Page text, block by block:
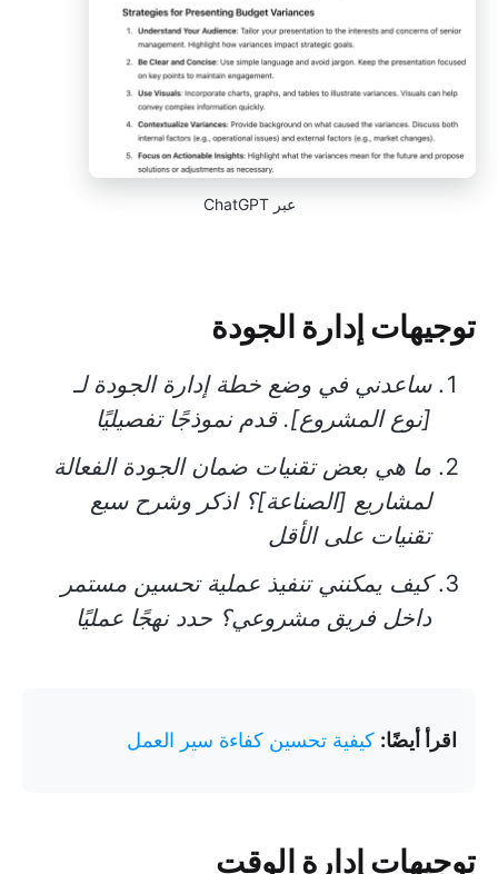
عبر ChatGPT
توجيهات إدارة الجودة
ساعدني في وضع خطة إدارة الجودة لـ
[نوع المشروع]. قدم نموذجًا تفصيليًا
ما هي بعض تقنيات ضمان الجودة الفعالة
لمشاريع [الصناعة]؟ اذكر وشرح سبع
تقنيات على الأقل
كيف يمكنني تنفيذ عملية تحسين مستمر
داخل فريق مشروعي؟ حدد نهجًا عمليًا
اقرأ أيضًا: كيفية تحسين كفاءة سير العمل
توجيهات إدارة الوقت